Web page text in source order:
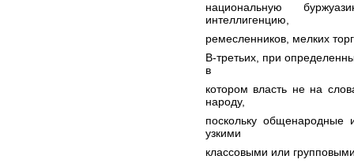
национальную
интеллигенцию,
ремесленников, мелких
В-третьих, при
в
котором власть не на
народу,
поскольку общенародные
узкими
классовыми или